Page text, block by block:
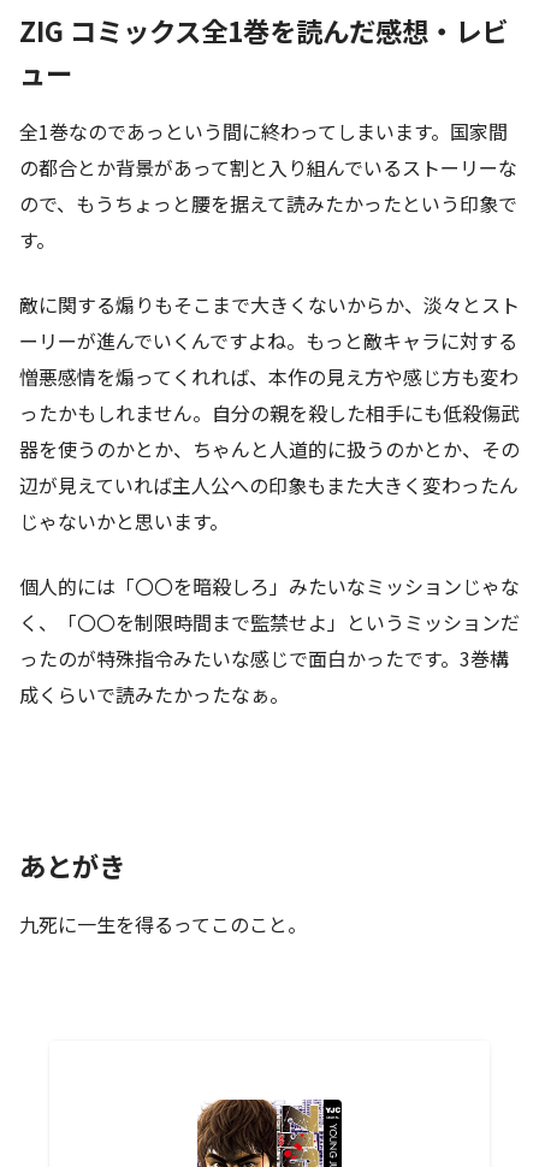
ZIG コミックス全1巻を読んだ感想・レビ
ュー
全1巻なのであっという間に終わってしまいます。国家間
の都合とか背景があって割と入り組んでいるストーリーな
ので、もうちょっと腰を据えて読みたかったという印象で
す。
敵に関する煽りもそこまで大きくないからか、淡々とスト
ーリーが進んでいくんですよね。もっと敵キャラに対する
憎悪感情を煽ってくれれば、本作の見え方や感じ方も変わ
ったかもしれません。自分の親を殺した相手にも低殺傷武
器を使うのかとか、ちゃんと人道的に扱うのかとか、その
辺が見えていれば主人公への印象もまた大きく変わったん
じゃないかと思います。
個人的には「〇〇を暗殺しろ」みたいなミッションじゃな
く、「〇〇を制限時間まで監禁せよ」というミッションだ
ったのが特殊指令みたいな感じで面白かったです。3巻構
成くらいで読みたかったなぁ。
あとがき
九死に一生を得るってこのこと。